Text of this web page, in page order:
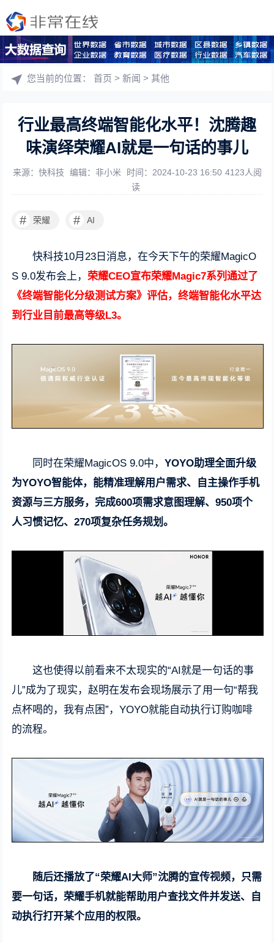
您当前的位置：首页 >新闻 >其他
行业最高终端智能化水平！沈腾趣
味演绎荣耀AI就是一句话的事儿
来源：快科技 编辑：非小米 时间：2024-10-23 16:50 4123人阅
读
# 荣耀 # AI
快科技10月23日消息，在今天下午的荣耀MagicO
S 9.0发布会上，荣耀CEO宣布荣耀Magic7系列通过了
《终端智能化分级测试方案》评估，终端智能化水平达
到行业目前最高等级L3。
同时在荣耀MagicOS 9.0中，YOYO助理全面升级
为YOYO智能体，能精准理解用户需求、自主操作手机
资源与三方服务，完成600项需求意图理解、950项个
人习惯记忆、270项复杂任务规划。
这也使得以前看来不太现实的“AI就是一句话的事
儿”成为了现实，赵明在发布会现场展示了用一句“帮我
点杯喝的，我有点困”，YOYO就能自动执行订购咖啡
的流程。
随后还播放了“荣耀AI大师”沈腾的宣传视频，只需
要一句话，荣耀手机就能帮助用户查找文件并发送、自
动执行打开某个应用的权限。